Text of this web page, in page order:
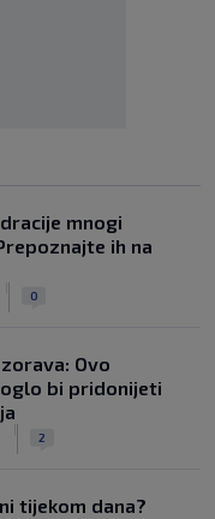
mnogi
ih na
0
Ovo
bi pridonijeti
2
tijekom dana?